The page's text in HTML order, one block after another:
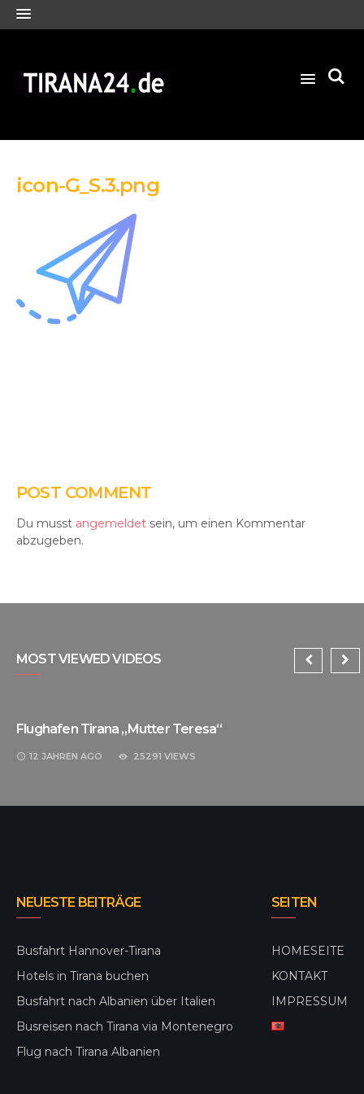
icon-G_S.3.png
POST COMMENT
Du musst angemeldet sein, um einen Kommentar
abzugeben.
MOST VIEWED VIDEOS
Flughafen Tirana „Mutter Teresa“
12 JAHREN AGO 25291 VIEWS
NEUESTE BEITRÄGE
Busfahrt Hannover-Tirana
Hotels in Tirana buchen
Busfahrt nach Albanien über Italien
Busreisen nach Tirana via Montenegro
Flug nach Tirana Albanien
SEITEN
HOMESEITE
KONTAKT
IMPRESSUM